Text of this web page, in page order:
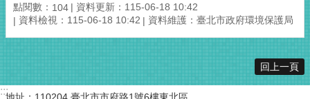
點閱數： 104
資料更新：115-06-18 10:42
資料檢視：115-06-18 10:42
資料維護：臺北市政府環境保護局
回上一頁
:::